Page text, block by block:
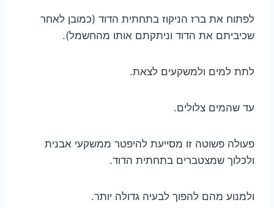
לפתוח את ברז הניקוז בתחתית הדוד (כמובן לאחר
שכיביתם את הדוד וניתקתם אותו מהחשמל).
לתת למים ולמשקעים לצאת.
עד שהמים צלולים.
פעולה פשוטה זו מסייעת להיפטר ממשקעי אבנית
ולכלוך שמצטברים בתחתית הדוד.
ולמנוע מהם להפוך לבעיה גדולה יותר.